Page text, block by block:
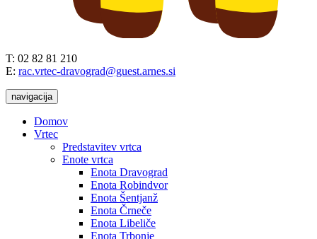
T: 02 82 81 210
E: rac.vrtec-dravograd@guest.arnes.si
navigacija
Domov
Vrtec
Predstavitev vrtca
Enote vrtca
Enota Dravograd
Enota Robindvor
Enota Šentjanž
Enota Črneče
Enota Libeliče
Enota Trbonje